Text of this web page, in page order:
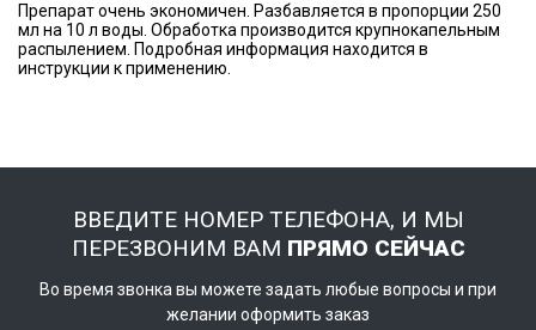
Препарат очень экономичен. Разбавляется в пропорции 250
мл на 10 л воды. Обработка производится крупнокапельным
распылением. Подробная информация находится в
инструкции к применению.
ВВЕДИТЕ НОМЕР ТЕЛЕФОНА, И МЫ
ПЕРЕЗВОНИМ ВАМ ПРЯМО СЕЙЧАС
Во время звонка вы можете задать любые вопросы и при
желании оформить заказ